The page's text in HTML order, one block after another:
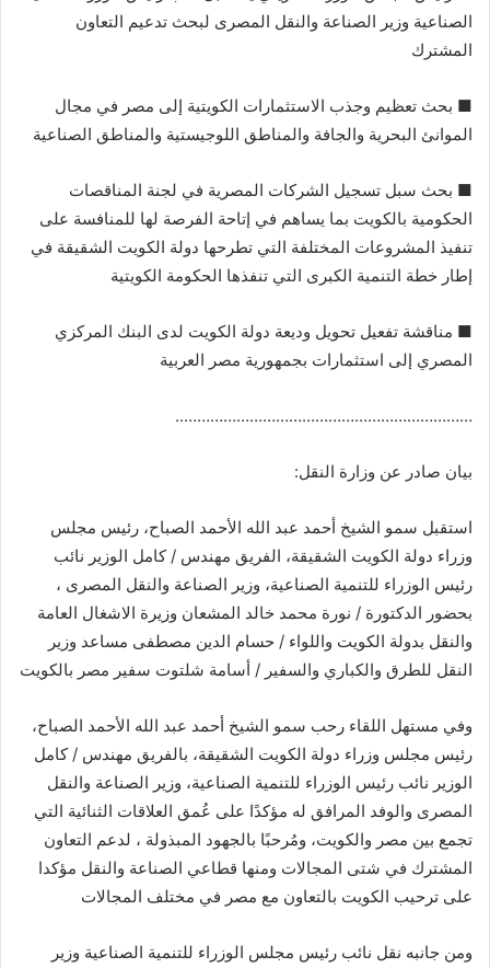
الصناعية وزير الصناعة والنقل المصرى لبحث تدعيم التعاون
المشترك
■ بحث تعظيم وجذب الاستثمارات الكويتية إلى مصر في مجال
الموانئ البحرية والجافة والمناطق اللوجيستية والمناطق الصناعية
■ بحث سبل تسجيل الشركات المصرية في لجنة المناقصات
الحكومية بالكويت بما يساهم في إتاحة الفرصة لها للمنافسة على
تنفيذ المشروعات المختلفة التي تطرحها دولة الكويت الشقيقة في
إطار خطة التنمية الكبرى التي تنفذها الحكومة الكويتية
■ مناقشة تفعيل تحويل وديعة دولة الكويت لدى البنك المركزي
المصري إلى استثمارات بجمهورية مصر العربية
…………………………………………………………..
بيان صادر عن وزارة النقل:
استقبل سمو الشيخ أحمد عبد الله الأحمد الصباح، رئيس مجلس
وزراء دولة الكويت الشقيقة، الفريق مهندس / كامل الوزير نائب
رئيس الوزراء للتنمية الصناعية، وزير الصناعة والنقل المصرى ،
بحضور الدكتورة / نورة محمد خالد المشعان وزيرة الاشغال العامة
والنقل بدولة الكويت واللواء / حسام الدين مصطفى مساعد وزير
النقل للطرق والكباري والسفير / أسامة شلتوت سفير مصر بالكويت
وفي مستهل اللقاء رحب سمو الشيخ أحمد عبد الله الأحمد الصباح،
رئيس مجلس وزراء دولة الكويت الشقيقة، بالفريق مهندس / كامل
الوزير نائب رئيس الوزراء للتنمية الصناعية، وزير الصناعة والنقل
المصرى والوفد المرافق له مؤكدًا على عُمق العلاقات الثنائية التي
تجمع بين مصر والكويت، ومُرحبًا بالجهود المبذولة ، لدعم التعاون
المشترك في شتى المجالات ومنها قطاعي الصناعة والنقل مؤكدا
على ترحيب الكويت بالتعاون مع مصر في مختلف المجالات
ومن جانبه نقل نائب رئيس مجلس الوزراء للتنمية الصناعية وزير